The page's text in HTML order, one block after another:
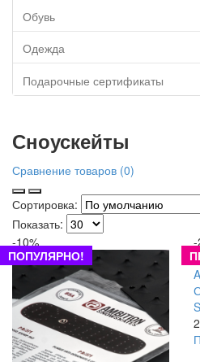
Обувь
Одежда
Подарочные сертификаты
Сноускейты
Сравнение товаров (0)
Сортировка:
Показать:
ПОПУЛЯРНО!
-10% -